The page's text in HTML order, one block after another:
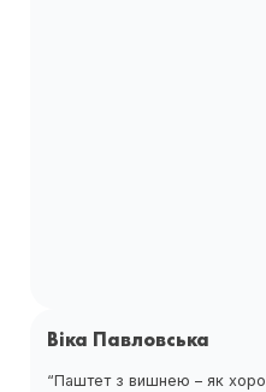
Віка Павловська
“Паштет з вишнею – як